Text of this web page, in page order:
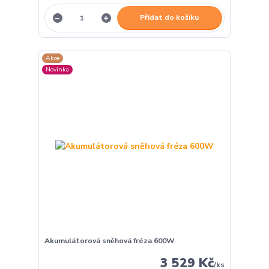
Přidat do košíku
Akce
Novinka
Akumulátorová sněhová fréza 600W
3 529 Kč/ks